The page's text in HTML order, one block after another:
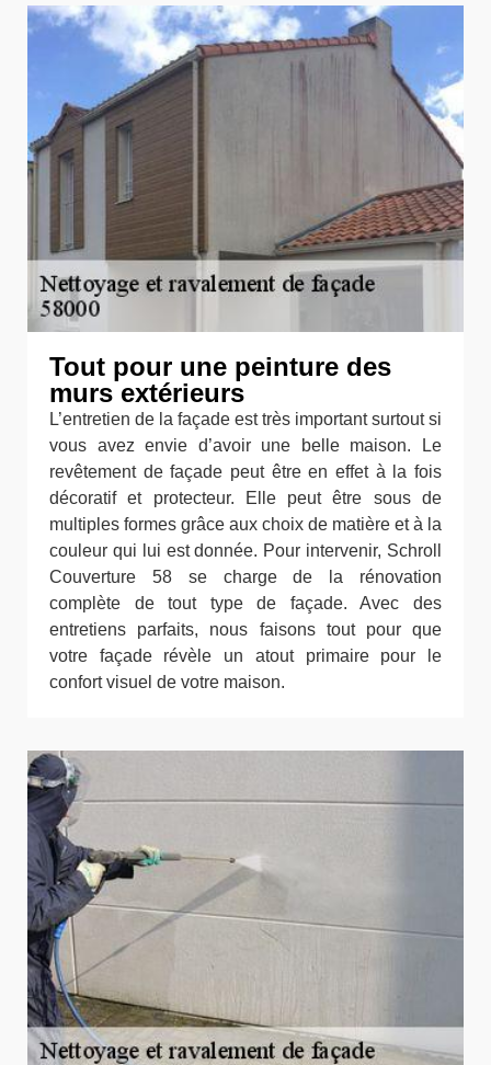
Tout pour une peinture des
murs extérieurs
L’entretien de la façade est très important surtout si
vous avez envie d’avoir une belle maison. Le
revêtement de façade peut être en effet à la fois
décoratif et protecteur. Elle peut être sous de
multiples formes grâce aux choix de matière et à la
couleur qui lui est donnée. Pour intervenir, Schroll
Couverture 58 se charge de la rénovation
complète de tout type de façade. Avec des
entretiens parfaits, nous faisons tout pour que
votre façade révèle un atout primaire pour le
confort visuel de votre maison.